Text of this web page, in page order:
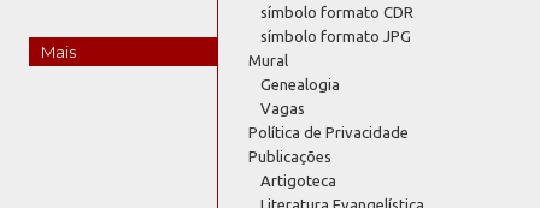
Mais
símbolo formato CDR
símbolo formato JPG
Mural
Genealogia
Vagas
Política de Privacidade
Publicações
Artigoteca
Literatura Evangelística